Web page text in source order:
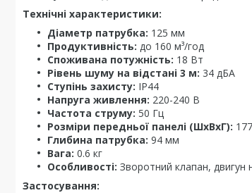
Технічні характеристики:
Діаметр патрубка: 125 мм
Продуктивність: до 160 м³/год
Споживана потужність: 18 Вт
Рівень шуму на відстані 3 м: 34 дБА
Ступінь захисту: IP44
Напруга живлення: 220-240 В
Частота струму: 50 Гц
Розміри передньої панелі (ШхВхГ):
Глибина патрубка: 94 мм
Вага: 0.6 кг
Особливості: Зворотний клапан, двигун
Застосування: